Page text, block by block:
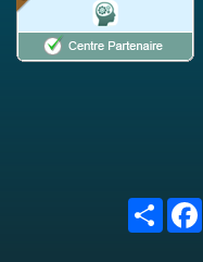
Share